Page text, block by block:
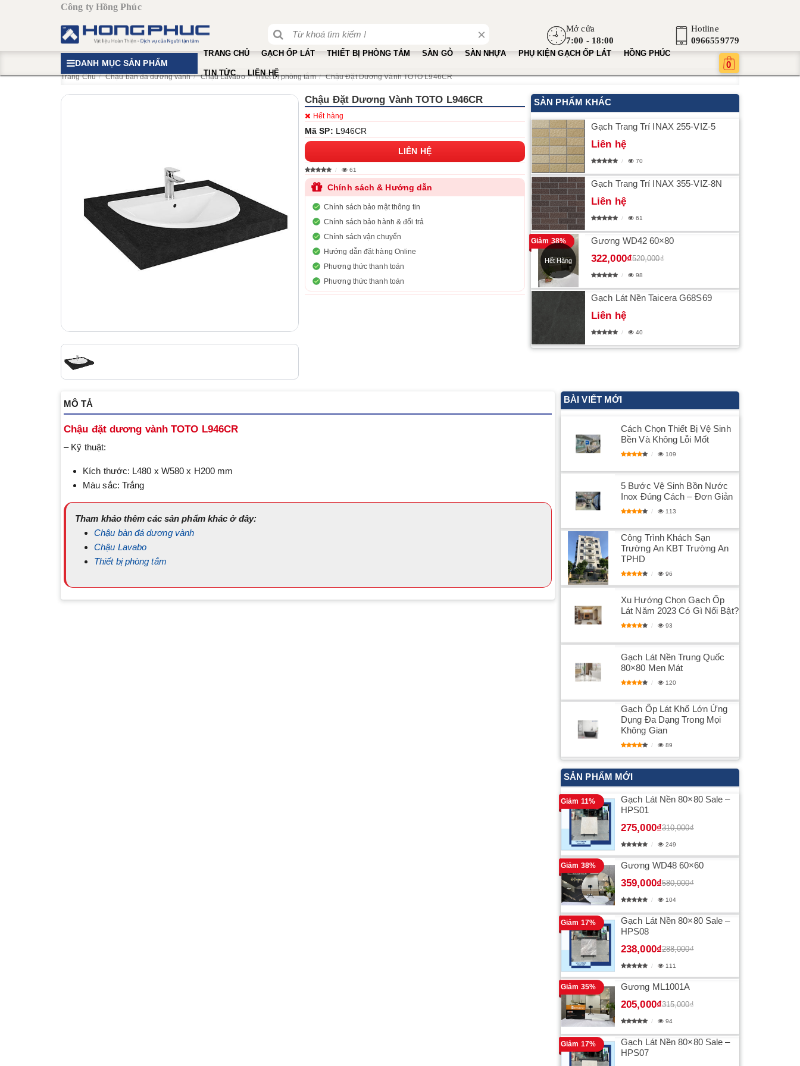
Công ty Hồng Phúc
×
Mở cửa
7:00 - 18:00
Hotline
0966559779
DANH MỤC SẢN PHẨM
TRANG CHỦ GẠCH ỐP LÁT THIẾT BỊ PHÒNG TẮM SÀN GỖ SÀN NHỰA PHỤ KIỆN GẠCH ỐP LÁT HỒNG PHÚC
TIN TỨC LIÊN HỆ
0
Trang Chủ Chậu bàn đá dương vành Chậu Lavabo Thiết bị phòng tắm Chậu Đặt Dương Vành TOTO L946CR
Chậu Đặt Dương Vành TOTO L946CR
Hết hàng
Mã SP: L946CR
LIÊN HỆ
61
Chính sách & Hướng dẫn
Chính sách bảo mật thông tin
Chính sách bảo hành & đổi trả
Chính sách vận chuyển
Hướng dẫn đặt hàng Online
Phương thức thanh toán
Phương thức thanh toán
SẢN PHẨM KHÁC
Gạch Trang Trí INAX 255-VIZ-5
Liên hệ
70
Gạch Trang Trí INAX 355-VIZ-8N
Liên hệ
61
Gương WD42 60×80
322,000₫520,000₫
Giảm 38%
Hết Hàng
98
Gạch Lát Nền Taicera G68S69
Liên hệ
40
MÔ TẢ
Chậu đặt dương vành TOTO L946CR
– Kỹ thuật:
Kích thước: L480 x W580 x H200 mm
Màu sắc: Trắng
Tham khảo thêm các sản phẩm khác ở đây:
Chậu bàn đá dương vành
Chậu Lavabo
Thiết bị phòng tắm
BÀI VIẾT MỚI
Cách Chọn Thiết Bị Vệ Sinh
Bền Và Không Lỗi Mốt
109
5 Bước Vệ Sinh Bồn Nước
Inox Đúng Cách – Đơn Giản
113
Công Trình Khách Sạn
Trường An KBT Trường An
TPHD
96
Xu Hướng Chọn Gạch Ốp
Lát Năm 2023 Có Gì Nổi Bật?
93
Gạch Lát Nền Trung Quốc
80×80 Men Mát
120
Gạch Ốp Lát Khổ Lớn Ứng
Dụng Đa Dạng Trong Mọi
Không Gian
89
SẢN PHẨM MỚI
Gạch Lát Nền 80×80 Sale –
HPS01
275,000₫310,000₫
Giảm 11%
249
Gương WD48 60×60
359,000₫580,000₫
Giảm 38%
104
Gạch Lát Nền 80×80 Sale –
HPS08
238,000₫288,000₫
Giảm 17%
111
Gương ML1001A
205,000₫315,000₫
Giảm 35%
94
Gạch Lát Nền 80×80 Sale –
HPS07
Giảm 17%